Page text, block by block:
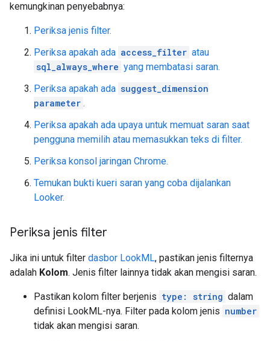
kemungkinan penyebabnya:
Periksa jenis filter.
Periksa apakah ada access_filter atau
sql_always_where yang membatasi saran.
Periksa apakah ada suggest_dimension
parameter .
Periksa apakah ada upaya untuk memuat saran saat
pengguna memilih atau memasukkan teks di filter.
Periksa konsol jaringan Chrome.
Temukan bukti kueri saran yang coba dijalankan
Looker.
Periksa jenis filter
Jika ini untuk filter dasbor LookML, pastikan jenis filternya
adalah Kolom. Jenis filter lainnya tidak akan mengisi saran.
Pastikan kolom filter berjenis type: string dalam
definisi LookML-nya. Filter pada kolom jenis number
tidak akan mengisi saran.